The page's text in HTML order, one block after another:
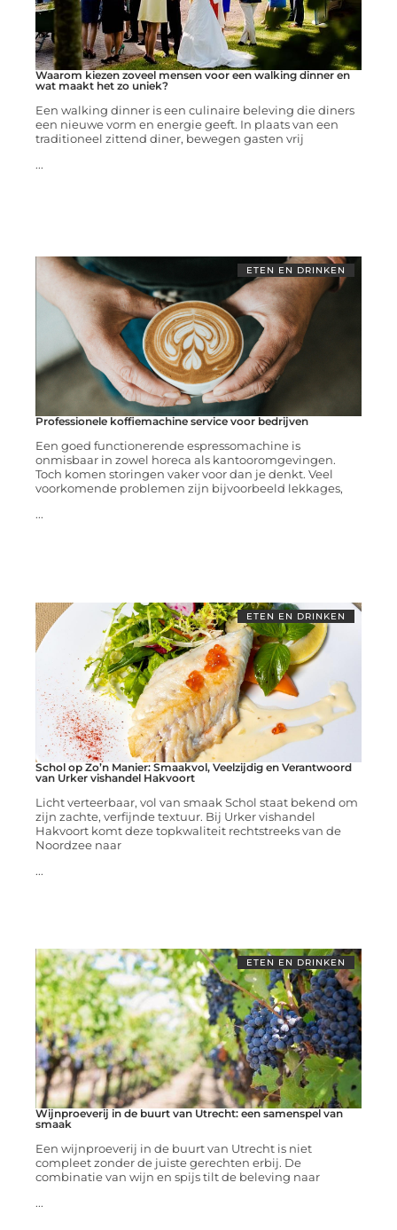
Waarom kiezen zoveel mensen voor een walking dinner en
wat maakt het zo uniek?
Een walking dinner is een culinaire beleving die diners
een nieuwe vorm en energie geeft. In plaats van een
traditioneel zittend diner, bewegen gasten vrij
...
ETEN EN DRINKEN
Professionele koffiemachine service voor bedrijven
Een goed functionerende espressomachine is
onmisbaar in zowel horeca als kantooromgevingen.
Toch komen storingen vaker voor dan je denkt. Veel
voorkomende problemen zijn bijvoorbeeld lekkages,
...
ETEN EN DRINKEN
Schol op Zo’n Manier: Smaakvol, Veelzijdig en Verantwoord
van Urker vishandel Hakvoort
Licht verteerbaar, vol van smaak Schol staat bekend om
zijn zachte, verfijnde textuur. Bij Urker vishandel
Hakvoort komt deze topkwaliteit rechtstreeks van de
Noordzee naar
...
ETEN EN DRINKEN
Wijnproeverij in de buurt van Utrecht: een samenspel van
smaak
Een wijnproeverij in de buurt van Utrecht is niet
compleet zonder de juiste gerechten erbij. De
combinatie van wijn en spijs tilt de beleving naar
...